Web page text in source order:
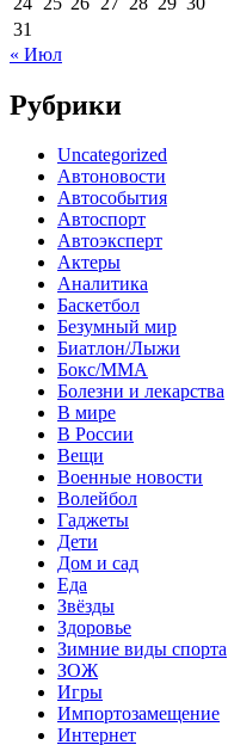
31
« Июл
Рубрики
Uncategorized
Автоновости
Автособытия
Автоспорт
Автоэксперт
Актеры
Аналитика
Баскетбол
Безумный мир
Биатлон/Лыжи
Бокс/MMA
Болезни и лекарства
В мире
В России
Вещи
Военные новости
Волейбол
Гаджеты
Дети
Дом и сад
Еда
Звёзды
Здоровье
Зимние виды спорта
ЗОЖ
Игры
Импортозамещение
Интернет